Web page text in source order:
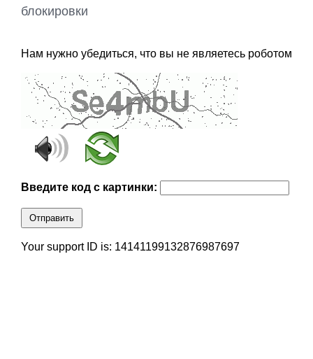
блокировки
Нам нужно убедиться, что вы не являетесь роботом
Введите код с картинки:
Отправить
Your support ID is: 14141199132876987697